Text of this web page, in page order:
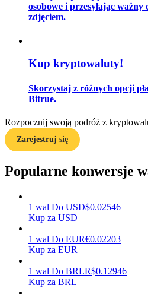
Strategie handlowe
Dowiedz się, jak zachować
Zarabiać
osobowe i przesyłając ważny
zdjęciem.
Kup kryptowaluty!
Skorzystaj z różnych opcji
Bitrue.
Rozpocznij swoją podróż z
Zarejestruj się
Popularne konwersje
1 wal Do USD$0.02546
Kup za USD
1 wal Do EUR€0.02203
Kup za EUR
1 wal Do BRLR$0.12946
Kup za BRL